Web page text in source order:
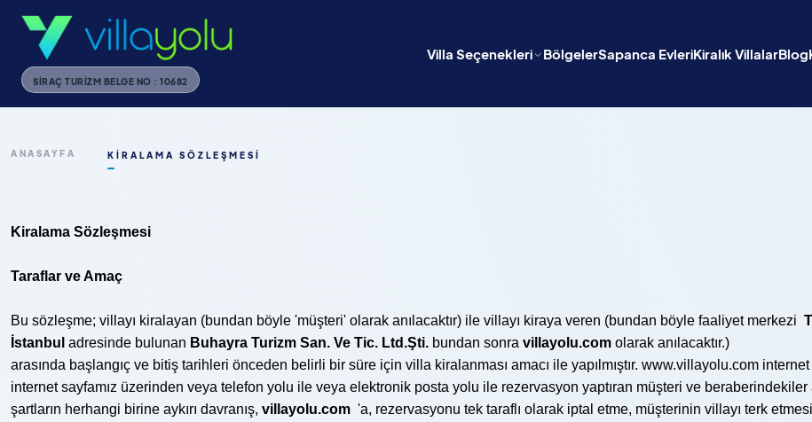
SIRAÇ TURIZM BELGE NO : 10682
Villa Seçenekleri BölgelerSapanca EvleriKiralık VillalarBlog
ANASAYFA KIRALAMA SÖZLEŞMESI
Kiralama Sözleşmesi
Taraflar ve Amaç
Bu sözleşme; villayı kiralayan (bundan böyle 'müşteri' olarak anılacaktır) ile villayı kiraya veren (bundan böyle faaliyet merkezi
İstanbul adresinde bulunan Buhayra Turizm San. Ve Tic. Ltd.Şti. bundan sonra villayolu.com olarak anılacaktır.)
arasında başlangıç ve bitiş tarihleri önceden belirli bir süre için villa kiralanması amacı ile yapılmıştır. www.villayolu.com
internet sayfamız üzerinden veya telefon yolu ile veya elektronik posta yolu ile rezervasyon yaptıran müşteri ve beraberindekiler
şartların herhangi birine aykırı davranış, villayolu.com 'a, rezervasyonu tek taraflı olarak iptal etme, müşterinin villayı terk